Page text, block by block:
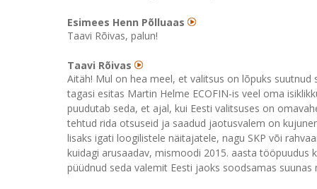
Esimees Henn Põlluaas
Taavi Rõivas, palun!
Taavi Rõivas
Aitäh! Mul on hea meel, et valitsus on lõpuks
tagasi esitas Martin Helme ECOFIN-is veel oma
puudutab seda, et ajal, kui Eesti valitsuses on
tehtud rida otsuseid ja saadud jaotusvalem on
lisaks igati loogilistele näitajatele, nagu SKP või
kuidagi arusaadav, mismoodi 2015. aasta tööpuudus
püüdnud seda valemit Eesti jaoks soodsamas suunas